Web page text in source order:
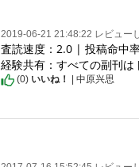
2019-06-21 21:48:22 レビュー
査読速度：2.0 | 投稿命中
経験共有：すべての副刊
(0) いいね！ | 中原兴思